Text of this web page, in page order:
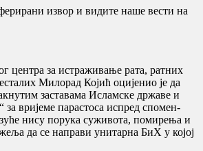
извор и видите наше вести на
центра за истраживање рата, ратних
Милорад Којић оцијенио је да
заставама Исламске државе и
за вријеме парастоса испред спомен-
нису порука суживота, помирења и
да се направи унитарна БиХ у којој